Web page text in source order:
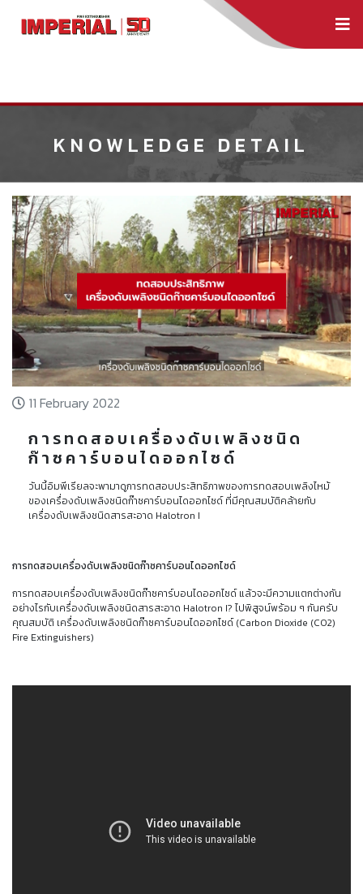
KNOWLEDGE DETAIL
11 February 2022
การทดสอบเครื่องดับเพลิงชนิด
ก๊าซคาร์บอนไดออกไซด์
วันนี้อิมพีเรียลจะพามาดูการทดสอบประสิทธิภาพของการทดสอบเพลิงไหม้
ของเครื่องดับเพลิงชนิดก๊าซคาร์บอนไดออกไซด์ ที่มีคุณสมบัติคล้ายกับ
เครื่องดับเพลิงชนิดสารสะอาด Halotron I
การทดสอบเครื่องดับเพลิงชนิดก๊าซคาร์บอนไดออกไซด์
การทดสอบเครื่องดับเพลิงชนิดก๊าซคาร์บอนไดออกไซด์ แล้วจะมีความแตกต่างกัน
อย่างไรกับเครื่องดับเพลิงชนิดสารสะอาด Halotron I? ไปพิสูจน์พร้อม ๆ กันครับ
คุณสมบัติ เครื่องดับเพลิงชนิดก๊าซคาร์บอนไดออกไซด์ (Carbon Dioxide (CO2)
Fire Extinguishers)